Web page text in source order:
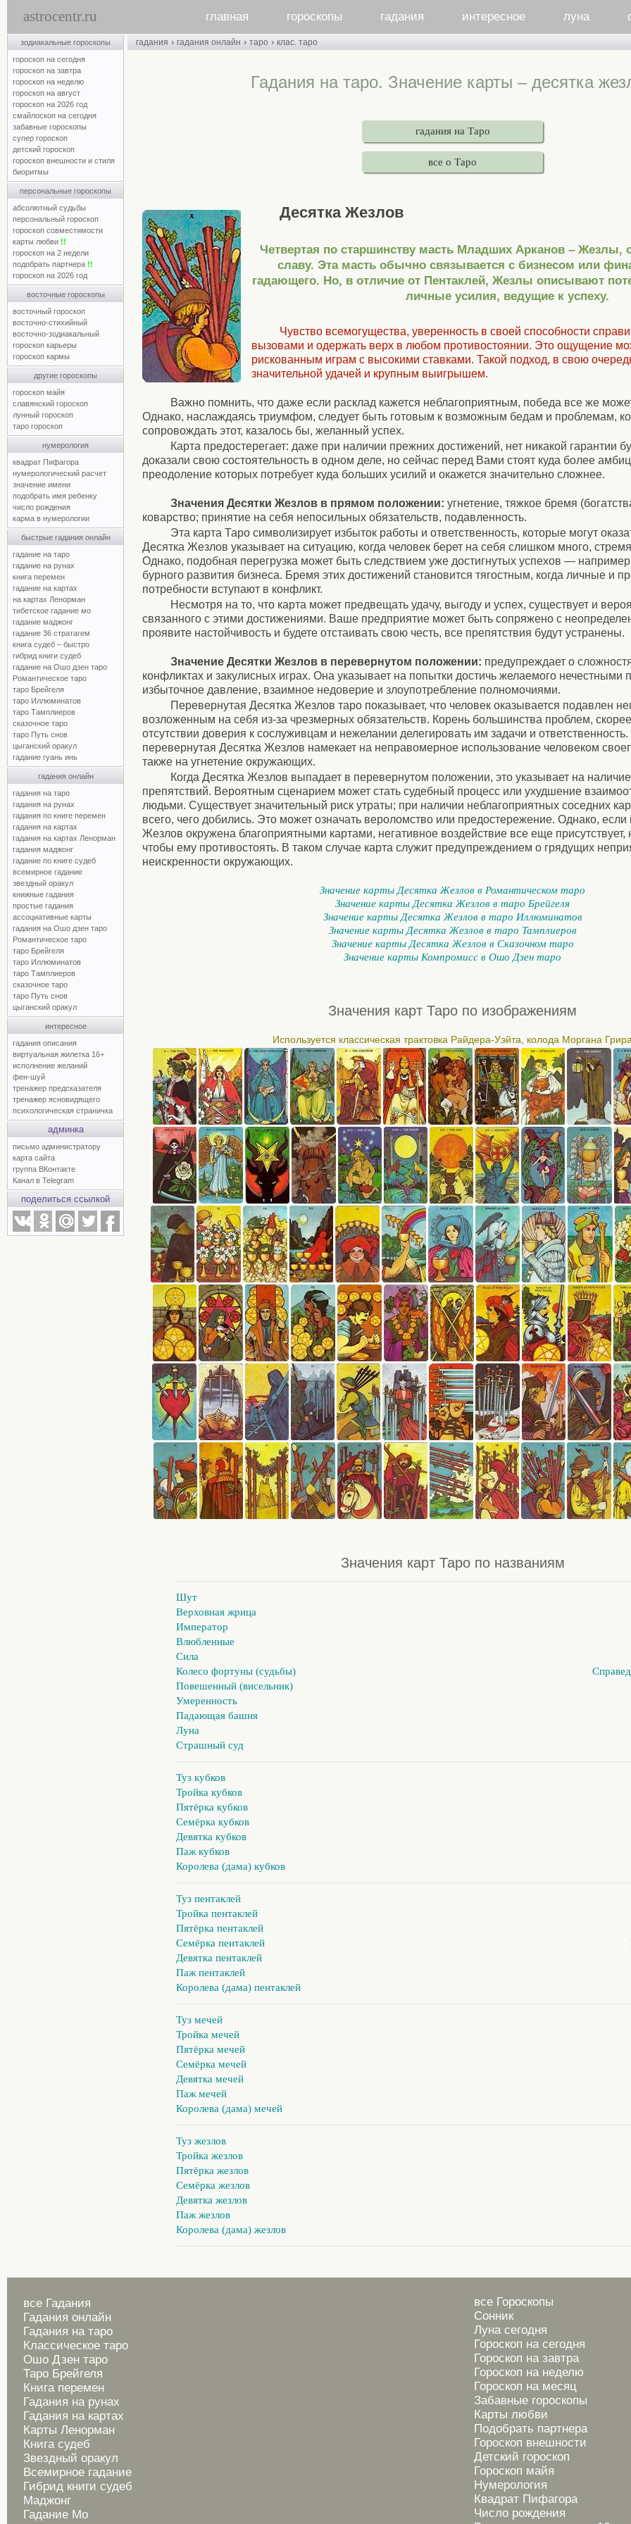
astrocentr.ru главная гороскопы гадания интересное луна
зодиакальные гороскопы
гороскоп на сегодня
гороскоп на завтра
гороскоп на неделю
гороскоп на август
гороскоп на 2026 год
смайлоскоп на сегодня
забавные гороскопы
супер гороскоп
детский гороскоп
гороскоп внешности и стиля
биоритмы
персональные гороскопы
абсолютный судьбы
персональный гороскоп
гороскоп совместимости
карты любви !!
гороскоп на 2 недели
подобрать партнера !!
гороскоп на 2026 год
восточные гороскопы
восточный гороскоп
восточно-стихийный
восточно-зодиакальный
гороскоп карьеры
гороскоп кармы
другие гороскопы
гороскоп майя
славянский гороскоп
лунный гороскоп
таро гороскоп
нумерология
квадрат Пифагора
нумерологический расчет
значение имени
подобрать имя ребенку
число рождения
карма в нумерологии
быстрые гадания онлайн
гадание на таро
гадание на рунах
книга перемен
гадание на картах
на картах Ленорман
тибетское гадание мо
гадание маджонг
гадание 36 стратагем
книга судеб – быстро
гибрид книги судеб
гадание на Ошо дзен таро
Романтическое таро
таро Брейгеля
таро Иллюминатов
таро Тамплиеров
сказочное таро
таро Путь снов
цыганский оракул
гадание гуань инь
гадания онлайн
гадания на таро
гадания на рунах
гадания по книге перемен
гадания на картах
гадания на картах Ленорман
гадания маджонг
гадание по книге судеб
всемирное гадание
звездный оракул
книжные гадания
простые гадания
ассоциативные карты
гадания на Ошо дзен таро
Романтическое таро
таро Брейгеля
таро Иллюминатов
таро Тамплиеров
сказочное таро
таро Путь снов
цыганский оракул
интересное
гадания описания
виртуальная жилетка 16+
исполнение желаний
фен-шуй
тренажер предсказателя
тренажер ясновидящего
психологическая страничка
админка
письмо администратору
карта сайта
группа ВКонтакте
Канал в Telegram
поделиться ссылкой
гадания › гадания онлайн › таро › клас. таро
Гадания на таро. Значение карты – десятка
гадания на Таро
все о Таро
Десятка Жезлов
Четвертая по старшинству масть Младших Арканов – Жезлы,
славу. Эта масть обычно связывается с бизнесом или
гадающего. Но, в отличие от Пентаклей, Жезлы описывают
личные усилия, ведущие к успеху.
Чувство всемогущества, уверенность в своей способности
вызовами и одержать верх в любом противостоянии. Это ощущение
рискованным играм с высокими ставками. Такой подход, в свою
значительной удачей и крупным выигрышем.
Важно помнить, что даже если расклад кажется неблагоприятным, победа все же
Однако, наслаждаясь триумфом, следует быть готовым к возможным бедам и проблемам,
сопровождать этот, казалось бы, желанный успех.
Карта предостерегает: даже при наличии прежних достижений, нет никакой гарантии
доказали свою состоятельность в одном деле, но сейчас перед Вами стоят куда более
преодоление которых потребует куда больших усилий и окажется значительно сложнее.
Значения Десятки Жезлов в прямом положении: угнетение, тяжкое бремя
коварство; принятие на себя непосильных обязательств, подавленность.
Эта карта Таро символизирует избыток работы и ответственность, которые могут
Десятка Жезлов указывает на ситуацию, когда человек берет на себя слишком много,
Однако, подобная перегрузка может быть следствием уже достигнутых успехов —
бурного развития бизнеса. Бремя этих достижений становится тягостным, когда личные и
потребности вступают в конфликт.
Несмотря на то, что карта может предвещать удачу, выгоду и успех, существует и
связанного с этими достижениями. Ваше предприятие может быть сопряжено с
проявите настойчивость и будете отстаивать свою честь, все препятствия будут устранены.
Значение Десятки Жезлов в перевернутом положении: предупреждает о
конфликтах и закулисных играх. Она указывает на попытки достичь желаемого нечестными
избыточное давление, взаимное недоверие и злоупотребление полномочиями.
Перевернутая Десятка Жезлов таро показывает, что человек оказывается подавлен
возложенным на себя из-за чрезмерных обязательств. Корень большинства проблем, скорее
отсутствии доверия к сослуживцам и нежелании делегировать им задачи и
перевернутая Десятка Жезлов намекает на неправомерное использование человеком
также на угнетение окружающих.
Когда Десятка Жезлов выпадает в перевернутом положении, это указывает на
препятствий. Вероятным сценарием может стать судебный процесс или ухудшение
людьми. Существует значительный риск утраты; при наличии неблагоприятных соседних
всего, чего добились. Это может означать вероломство или предостережение. Однако,
Жезлов окружена благоприятными картами, негативное воздействие все еще
чтобы ему противостоять. В таком случае карта служит предупреждением о грядущих
неискренности окружающих.
Значение карты Десятка Жезлов в Романтическом таро
Значение карты Десятка Жезлов в таро Брейгеля
Значение карты Десятка Жезлов в таро Иллюминатов
Значение карты Десятка Жезлов в таро Тамплиеров
Значение карты Десятка Жезлов в Сказочном таро
Значение карты Компромисс в Ошо Дзен таро
Значения карт Таро по изображениям
Используется классическая трактовка Райдера-Уэйта, колода Моргана
Значения карт Таро по названиям
Шут
Верховная жрица
Император
Влюбленные
Сила
Колесо фортуны (судьбы)
Повешенный (висельник)
Умеренность
Падающая башня
Луна
Страшный суд
Туз кубков
Тройка кубков
Пятёрка кубков
Семёрка кубков
Девятка кубков
Паж кубков
Королева (дама) кубков
Туз пентаклей
Тройка пентаклей
Пятёрка пентаклей
Семёрка пентаклей
Девятка пентаклей
Паж пентаклей
Королева (дама) пентаклей
Туз мечей
Тройка мечей
Пятёрка мечей
Семёрка мечей
Девятка мечей
Паж мечей
Королева (дама) мечей
Туз жезлов
Тройка жезлов
Пятёрка жезлов
Семёрка жезлов
Девятка жезлов
Паж жезлов
Королева (дама) жезлов
все Гадания
Гадания онлайн
Гадания на таро
Классическое таро
Ошо Дзен таро
Таро Брейгеля
Книга перемен
Гадания на рунах
Гадания на картах
Карты Ленорман
Книга судеб
Звездный оракул
Всемирное гадание
Гибрид книги судеб
Маджонг
Гадание Мо
все Гороскопы
Сонник
Луна сегодня
Гороскоп на сегодня
Гороскоп на завтра
Гороскоп на неделю
Гороскоп на месяц
Забавные гороскопы
Карты любви
Подобрать партнера
Гороскоп внешности
Детский гороскоп
Гороскоп майя
Нумерология
Квадрат Пифагора
Число рождения